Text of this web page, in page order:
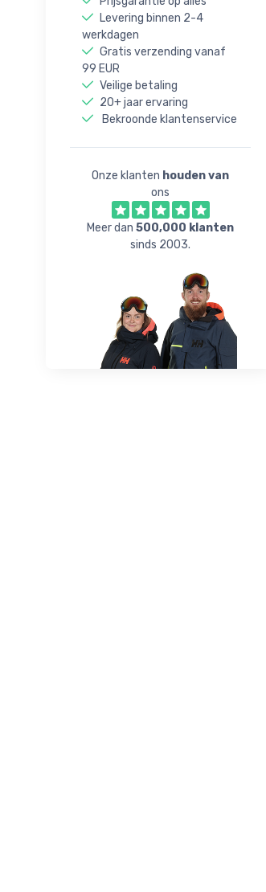
Levering binnen 2-4
werkdagen
Gratis verzending vanaf
99 EUR
Veilige betaling
20+ jaar ervaring
Bekroonde klantenservice
Onze klanten houden van
ons
Meer dan 500,000 klanten
sinds 2003.